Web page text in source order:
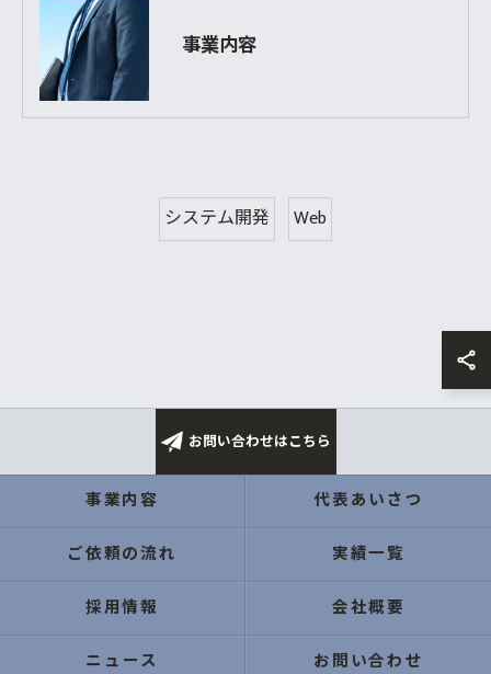
事業内容
システム開発 Web
お問い合わせはこちら
事業内容 代表あいさつ
ご依頼の流れ 実績一覧
採用情報 会社概要
ニュース お問い合わせ